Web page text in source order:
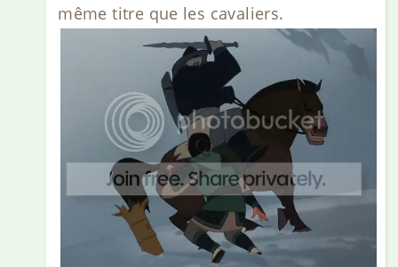
même titre que les cavaliers.